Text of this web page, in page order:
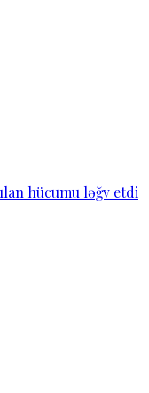
hücumu ləğv etdi